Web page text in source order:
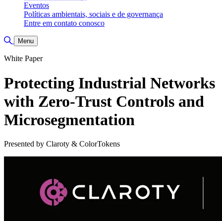
Eventos
Políticas ambientais, sociais e de governança
Entre em contato conosco
Toggle Search
Menu
White Paper
Protecting Industrial Networks
with Zero-Trust Controls and
Microsegmentation
Presented by Claroty & ColorTokens